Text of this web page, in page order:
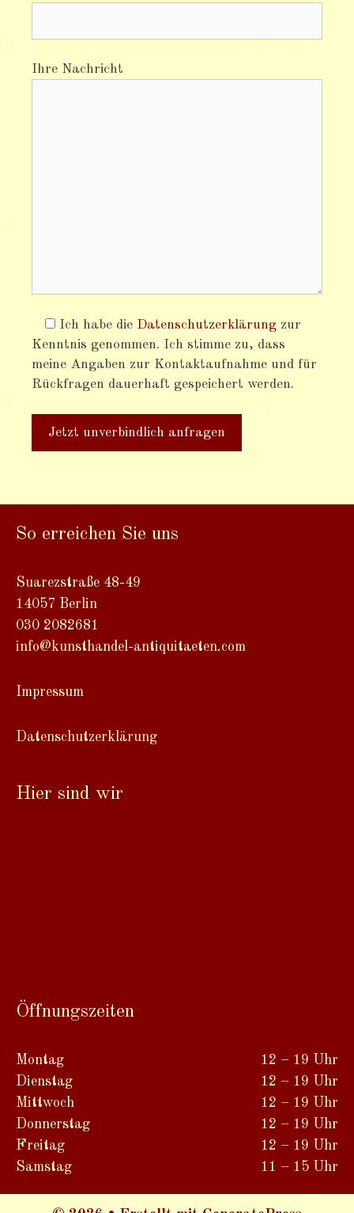
Ihre Nachricht
Ich habe die Datenschutzerklärung zur
Kenntnis genommen. Ich stimme zu, dass
meine Angaben zur Kontaktaufnahme und für
Rückfragen dauerhaft gespeichert werden.
l
e
n
a
t
i
:
So erreichen Sie uns
Suarezstraße 48-49
14057 Berlin
030 2082681
info@kunsthandel-antiquitaeten.com
Impressum
Datenschutzerklärung
Hier sind wir
Öffnungszeiten
Montag
Dienstag
Mittwoch
Donnerstag
Freitag
Samstag
12 – 19 Uhr
12 – 19 Uhr
12 – 19 Uhr
12 – 19 Uhr
12 – 19 Uhr
11 – 15 Uhr